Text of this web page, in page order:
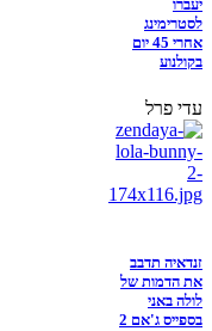
יעברו
לסטרימינג
אחרי 45 יום
בקולנוע
עדי פרל
זנדאיה תדבב
את הדמות של
לולה באני
בספייס ג'אם 2